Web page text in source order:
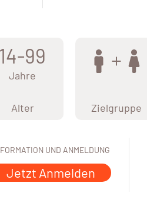
14-99
Jahre
Alter Zielgruppe
UND ANMELDUNG
Jetzt Anmelden